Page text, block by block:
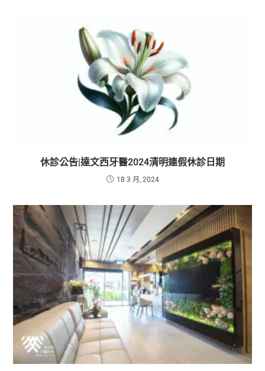
休診公告|達文西牙醫2024清明連假休診日期
18 3 月, 2024